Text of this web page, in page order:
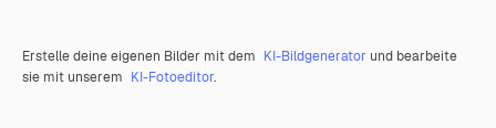
Erstelle deine eigenen Bilder mit dem KI-Bildgenerator und bearbeite
sie mit unserem KI-Fotoeditor.